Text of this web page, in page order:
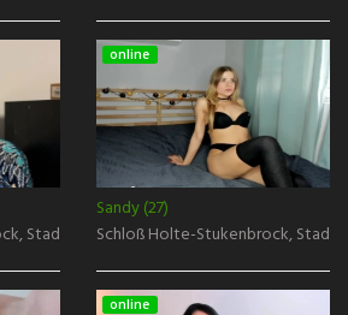
Stadt Gütersloh
online
Sandy (27)
Schloß Holte-Stukenbrock, Stadt
online